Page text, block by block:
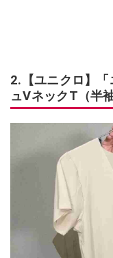
2.【ユニクロ】
ュVネックT（半袖